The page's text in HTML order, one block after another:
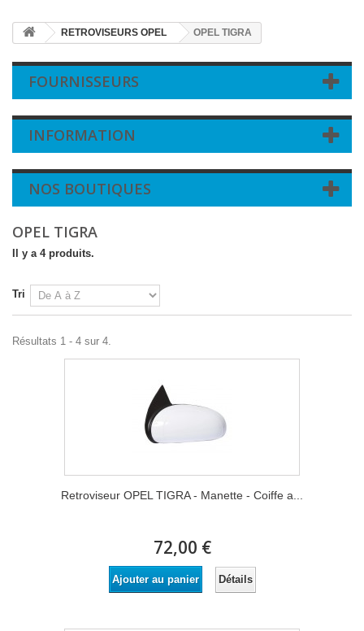
RETROVISEURS OPEL OPEL TIGRA
FOURNISSEURS
INFORMATION
NOS BOUTIQUES
OPEL TIGRA
Il y a 4 produits.
Tri
Résultats 1 - 4 sur 4.
Retroviseur OPEL TIGRA - Manette - Coiffe a...
72,00 €
Ajouter au panier Détails